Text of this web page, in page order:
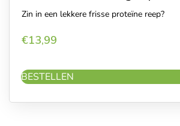
Zin in een lekkere frisse proteïne reep?
€13,99
BESTELLEN